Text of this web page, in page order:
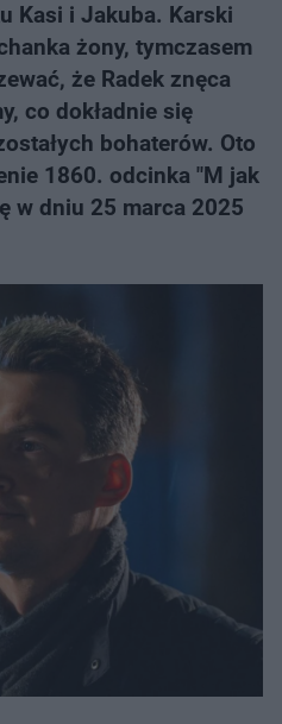
Kasi i Jakuba. Karski
żony, tymczasem
że Radek znęca
co dokładnie się
bohaterów. Oto
1860. odcinka "M jak
w dniu 25 marca 2025